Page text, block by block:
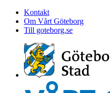
Kontakt
Om Vårt Göteborg
Till goteborg.se